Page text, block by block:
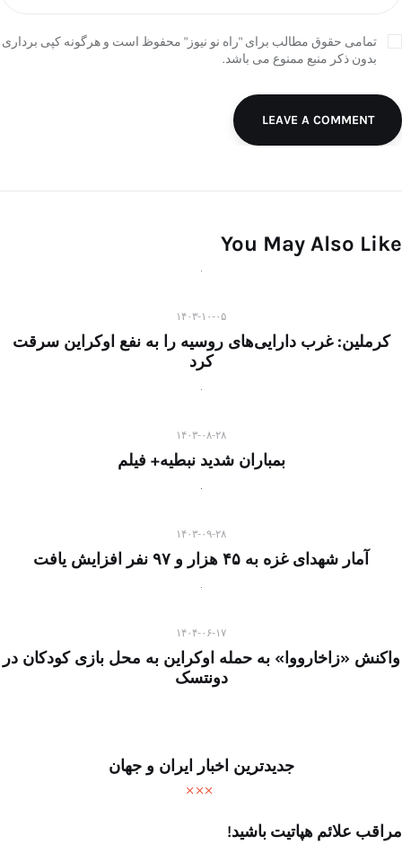
تمامی حقوق مطالب برای "راه نو نیوز" محفوظ است و هرگونه کپی برداری
بدون ذکر منبع ممنوع می باشد.
LEAVE A COMMENT
You May Also Like
۱۴۰۳-۱۰-۰۵
کرملین: غرب دارایی‌های روسیه را به نفع اوکراین سرقت
کرد
۱۴۰۳-۰۸-۲۸
بمباران شدید نبطیه+ فیلم
۱۴۰۳-۰۹-۲۸
آمار شهدای غزه به ۴۵ هزار و ۹۷ نفر افزایش یافت
۱۴۰۴-۰۶-۱۷
واکنش «زاخارووا» به حمله اوکراین به محل بازی کودکان در
دونتسک
جدیدترین اخبار ایران و جهان
مراقب علائم هپاتیت باشید!